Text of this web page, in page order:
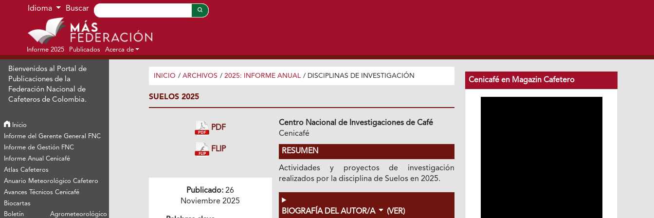
Ir al menú de navegación principal
Ir al contenido principal
Ir al pie de página del sitio
Idioma Buscar
Informe 2025 Publicados Acerca de
Bienvenidos al Portal de
Publicaciones de la
Federación Nacional de
Cafeteros de Colombia.
Inicio
Informe del Gerente General FNC
Informe de Gestión FNC
Informe Anual Cenicafé
Atlas Cafeteros
Anuario Meteorológico Cafetero
Avances Técnicos Cenicafé
Biocartas
Boletín Agrometeorológico
INICIO / ARCHIVOS / 2025: INFORME ANUAL / DISCIPLINAS DE INVESTIGACIÓN
SUELOS 2025
PDF
FLIP
Publicado: 26
Noviembre 2025
Centro Nacional de Investigaciones de Café
Cenicafé
RESUMEN
Actividades y proyectos de investigación
realizados por la disciplina de Suelos en 2025.
BIOGRAFÍA DEL AUTOR/A (VER)
Cenicafé en Magazin Cafetero